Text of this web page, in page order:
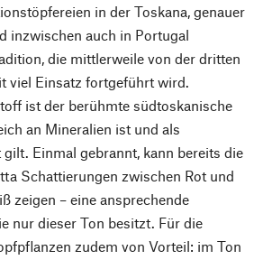
in der Toskana, genauer
inzwischen auch in Portugal
die mittlerweile von der dritten
viel Einsatz fortgeführt wird.
ist der berühmte südtoskanische
an Mineralien ist und als
Einmal gebrannt, kann bereits die
Schattierungen zwischen Rot und
zeigen – eine ansprechende
nur dieser Ton besitzt. Für die
zudem von Vorteil: im Ton